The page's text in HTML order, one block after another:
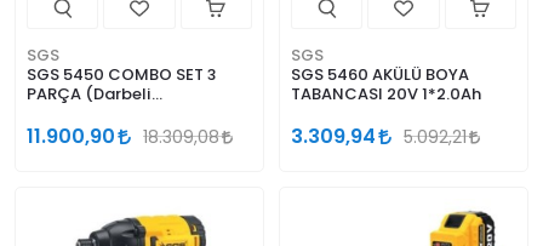
SGS
SGS 5450 COMBO SET 3
PARÇA (Darbeli
taşlama
11.900,90 18.309,08
SGS
SGS 5460 AKÜLÜ BOYA
TABANCASI 20V 1*2.0Ah
3.309,94 5.092,21